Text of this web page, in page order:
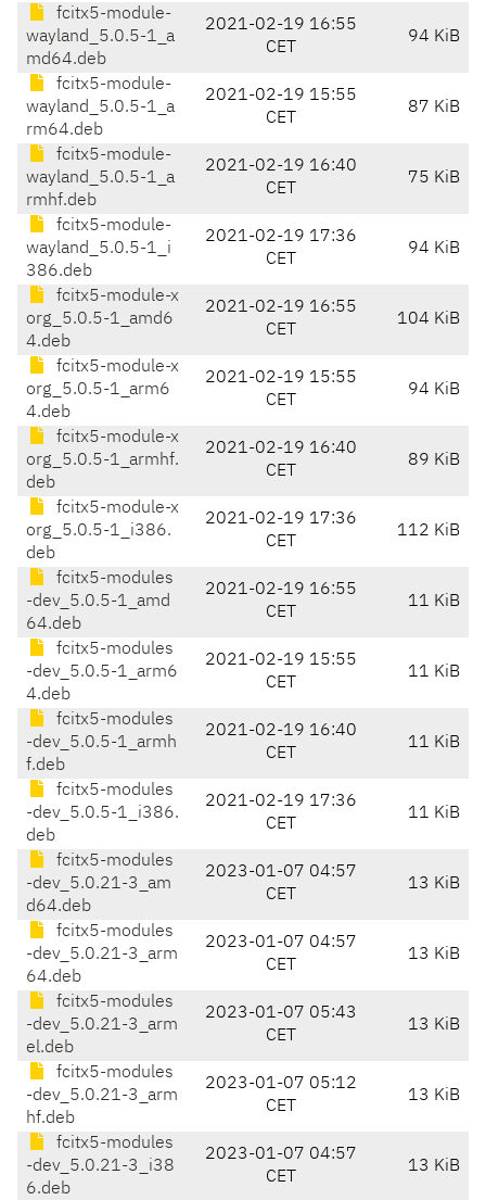
fcitx5-module-
wayland_5.0.5-1_a
md64.deb
2021-02-19 16:55
CET
94 KiB
fcitx5-module-
wayland_5.0.5-1_a
rm64.deb
2021-02-19 15:55
CET
87 KiB
fcitx5-module-
wayland_5.0.5-1_a
rmhf.deb
2021-02-19 16:40
CET
75 KiB
fcitx5-module-
wayland_5.0.5-1_i
386.deb
2021-02-19 17:36
CET
94 KiB
fcitx5-module-x
org_5.0.5-1_amd6
4.deb
2021-02-19 16:55
CET
104 KiB
fcitx5-module-x
org_5.0.5-1_arm6
4.deb
2021-02-19 15:55
CET
94 KiB
fcitx5-module-x
org_5.0.5-1_armhf.
deb
2021-02-19 16:40
CET
89 KiB
fcitx5-module-x
org_5.0.5-1_i386.
deb
2021-02-19 17:36
CET
112 KiB
fcitx5-modules
-dev_5.0.5-1_amd
64.deb
2021-02-19 16:55
CET
11 KiB
fcitx5-modules
-dev_5.0.5-1_arm6
4.deb
2021-02-19 15:55
CET
11 KiB
fcitx5-modules
-dev_5.0.5-1_armh
f.deb
2021-02-19 16:40
CET
11 KiB
fcitx5-modules
-dev_5.0.5-1_i386.
deb
2021-02-19 17:36
CET
11 KiB
fcitx5-modules
-dev_5.0.21-3_am
d64.deb
2023-01-07 04:57
CET
13 KiB
fcitx5-modules
-dev_5.0.21-3_arm
64.deb
2023-01-07 04:57
CET
13 KiB
fcitx5-modules
-dev_5.0.21-3_arm
el.deb
2023-01-07 05:43
CET
13 KiB
fcitx5-modules
-dev_5.0.21-3_arm
hf.deb
2023-01-07 05:12
CET
13 KiB
fcitx5-modules
-dev_5.0.21-3_i38
6.deb
2023-01-07 04:57
CET
13 KiB